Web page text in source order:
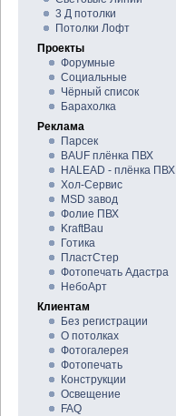
3 Д потолки
Потолки Лофт
Проекты
Форумные
Социальные
Чёрный список
Барахолка
Реклама
Парсек
BAUF плёнка ПВХ
HALEAD - плёнка ПВХ
Хол-Сервис
MSD завод
Фолие ПВХ
KraftBau
Готика
ПластСтер
Фотопечать Адастра
НебоАрт
Клиентам
Без регистрации
О потолках
Фотогалерея
Фотопечать
Конструкции
Освещение
FAQ